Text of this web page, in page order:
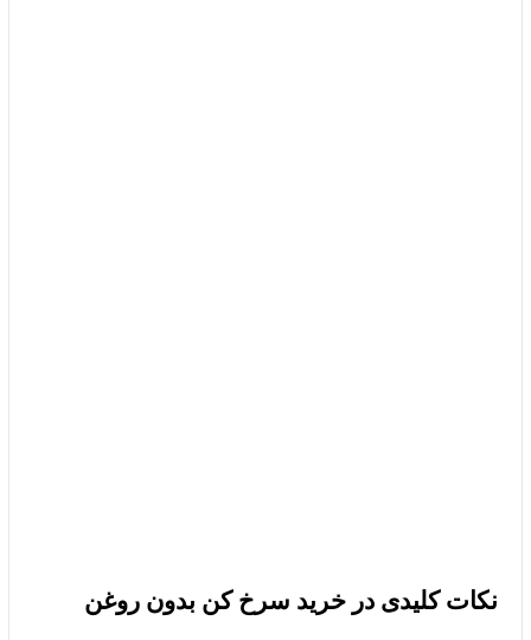
نکات کلیدی در خرید سرخ کن بدون روغن